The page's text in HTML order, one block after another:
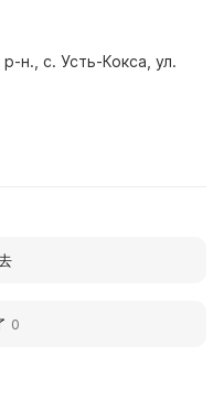
н., с. Усть-Кокса, ул.
0